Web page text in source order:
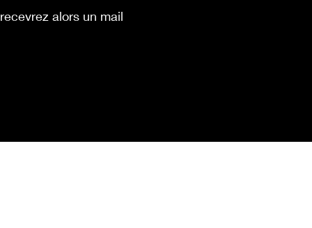
alors un mail